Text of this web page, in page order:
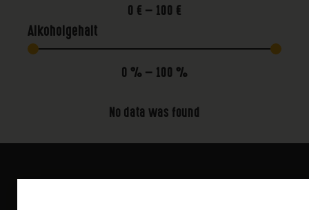
0 € — 100 €
Alkoholgehalt
0 % — 100 %
No data was found